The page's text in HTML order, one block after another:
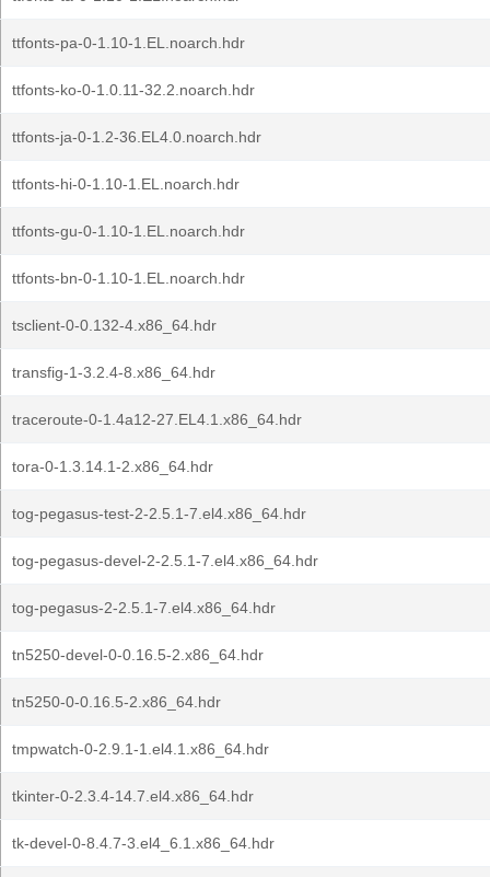
ttfonts-pa-0-1.10-1.EL.noarch.hdr
ttfonts-ko-0-1.0.11-32.2.noarch.hdr
ttfonts-ja-0-1.2-36.EL4.0.noarch.hdr
ttfonts-hi-0-1.10-1.EL.noarch.hdr
ttfonts-gu-0-1.10-1.EL.noarch.hdr
ttfonts-bn-0-1.10-1.EL.noarch.hdr
tsclient-0-0.132-4.x86_64.hdr
transfig-1-3.2.4-8.x86_64.hdr
traceroute-0-1.4a12-27.EL4.1.x86_64.hdr
tora-0-1.3.14.1-2.x86_64.hdr
tog-pegasus-test-2-2.5.1-7.el4.x86_64.hdr
tog-pegasus-devel-2-2.5.1-7.el4.x86_64.hdr
tog-pegasus-2-2.5.1-7.el4.x86_64.hdr
tn5250-devel-0-0.16.5-2.x86_64.hdr
tn5250-0-0.16.5-2.x86_64.hdr
tmpwatch-0-2.9.1-1.el4.1.x86_64.hdr
tkinter-0-2.3.4-14.7.el4.x86_64.hdr
tk-devel-0-8.4.7-3.el4_6.1.x86_64.hdr